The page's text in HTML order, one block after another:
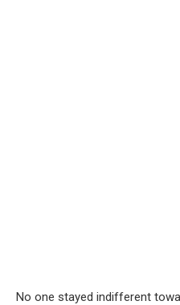
No one stayed indifferent